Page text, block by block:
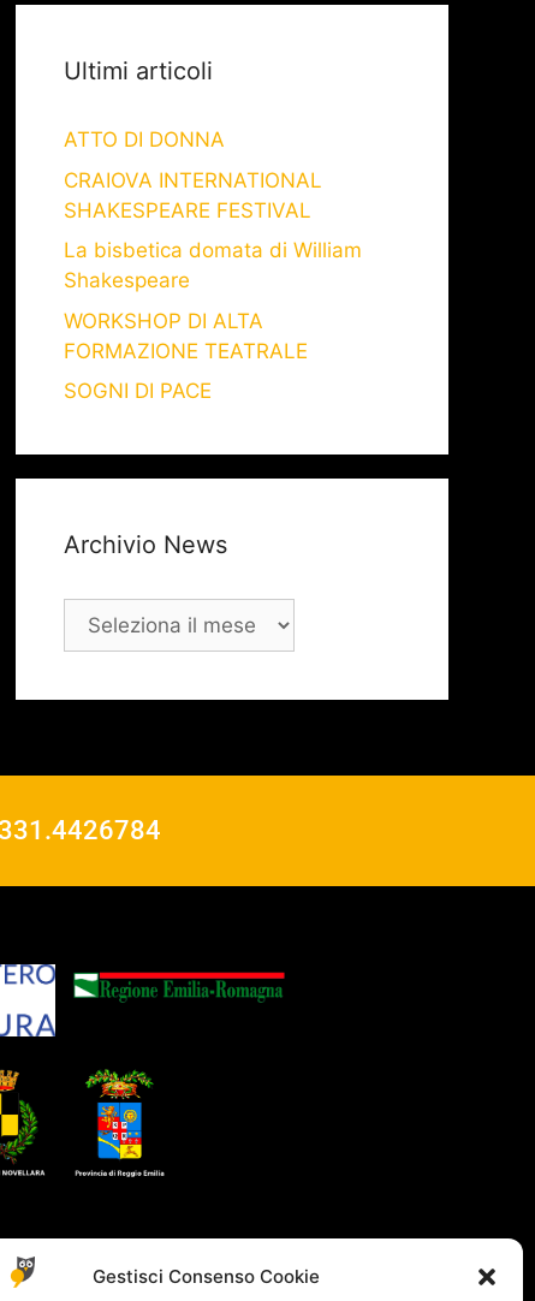
Gestisci Consenso Cookie
Ultimi articoli
ATTO DI DONNA
CRAIOVA INTERNATIONAL
SHAKESPEARE FESTIVAL
La bisbetica domata di William
Shakespeare
WORKSHOP DI ALTA
FORMAZIONE TEATRALE
SOGNI DI PACE
Archivio News